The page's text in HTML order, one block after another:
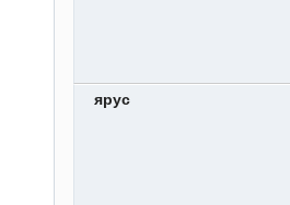
ярус